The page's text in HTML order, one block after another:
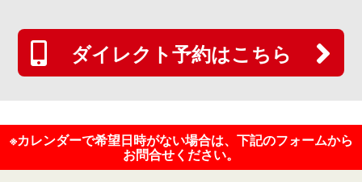
ダイレクト予約はこちら
※カレンダーで希望日時がない場合は、下記のフォームから
お問合せください。